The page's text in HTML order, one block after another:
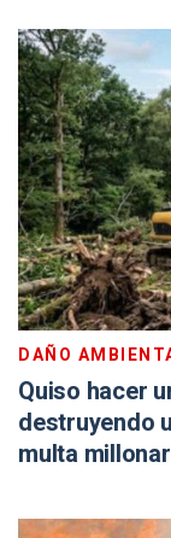
DAÑO
Quiso hacer
destruyendo
multa